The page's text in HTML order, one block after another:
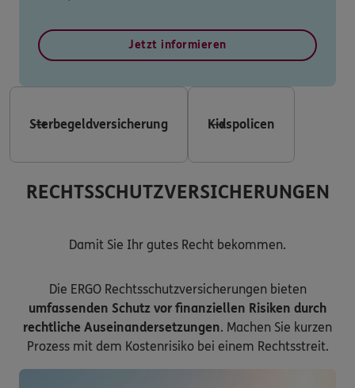
Jetzt informieren
Sterbegeldversicherung Kidspolicen
RECHTSSCHUTZVERSICHERUNGEN
Damit Sie Ihr gutes Recht bekommen.
Die ERGO Rechtsschutzversicherungen bieten
umfassenden Schutz vor finanziellen Risiken durch
rechtliche Auseinandersetzungen. Machen Sie kurzen
Prozess mit dem Kostenrisiko bei einem Rechtsstreit.